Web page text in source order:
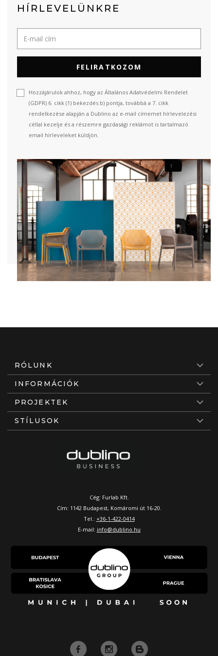
HÍRLEVELÜNKRE
FELIRATKOZOM
Hozzájárulok ahhoz, hogy az Általános Adatvédelmi Rendelet
(GDPR) 6. cikk (1) bekezdés b) pontja, továbbá a 7. cikk
rendelkezése alapján a Dublino az e-mail címemet hírlevelezési
céllal kezelje és a részemre gazdasági reklámot is tartalmazó
email hírleveleket küldjön.
RÓLUNK
INFORMÁCIÓK
PROJEKTEK
STÍLUSOK
Cég: Furlab Kft.
Cím: 1142 Budapest, Komáromi út 16-20.
Tel.: +36-1-422-0414
E-mail: info@dublino.hu